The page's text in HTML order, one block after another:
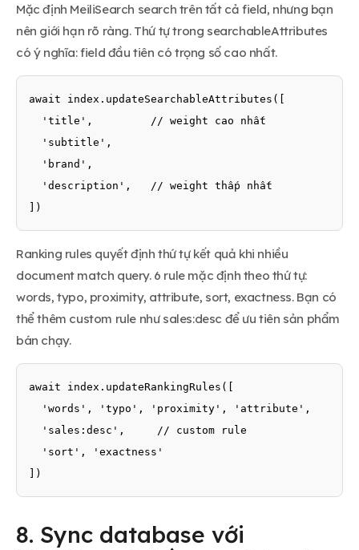
Mặc định MeiliSearch search trên tất cả field, nhưng bạn
nên giới hạn rõ ràng. Thứ tự trong searchableAttributes
có ý nghĩa: field đầu tiên có trọng số cao nhất.
await index.updateSearchableAttributes([
  'title',         // weight cao nhất
  'subtitle',
  'brand',
  'description',   // weight thấp nhất
])
Ranking rules quyết định thứ tự kết quả khi nhiều
document match query. 6 rule mặc định theo thứ tự:
words, typo, proximity, attribute, sort, exactness. Bạn có
thể thêm custom rule như sales:desc để ưu tiên sản phẩm
bán chạy.
await index.updateRankingRules([
  'words', 'typo', 'proximity', 'attribute',
  'sales:desc',     // custom rule
  'sort', 'exactness'
])
8. Sync database với